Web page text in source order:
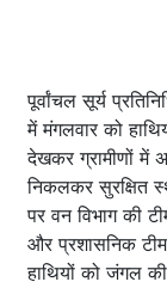
पूर्वांचल सूर्य
में मंगलवार को
देखकर ग्रामीणों में
निकलकर सुरक्षित
पर वन विभाग की
और प्रशासनिक
हाथियों को जंगल